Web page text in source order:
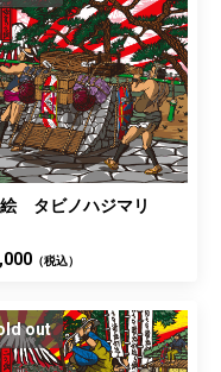
タビノハジマリ
（税込）
out